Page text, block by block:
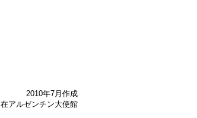
2010年7月作成
在アルゼンチン大使館